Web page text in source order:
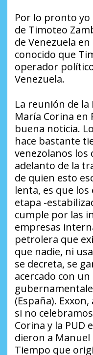
Por lo pronto
de Timoteo
de Venezuela
conocido que
operador
Venezuela.
La reunión de
María Corina en
buena noticia.
hace bastante
venezolanos los
adelanto de la
de quien esto
lenta, es que
etapa -
cumple por las
empresas
petrolera que
que nadie, ni
se decreta, se
acercado con
(España).
si no
Corina y la PUD
dieron a Manuel
Tiempo que